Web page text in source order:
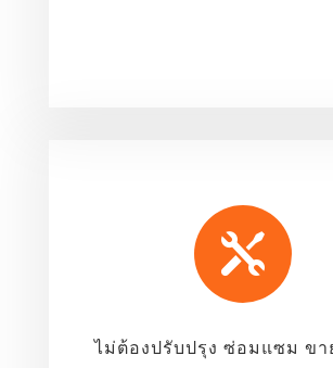

ไม่ต้องปรับปรุง ซ่อมแซม ขา